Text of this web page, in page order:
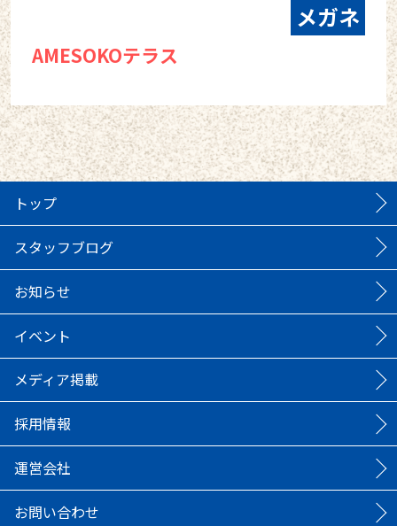
メガネ
AMESOKOテラス
トップ
スタッフブログ
お知らせ
イベント
メディア掲載
採用情報
運営会社
お問い合わせ